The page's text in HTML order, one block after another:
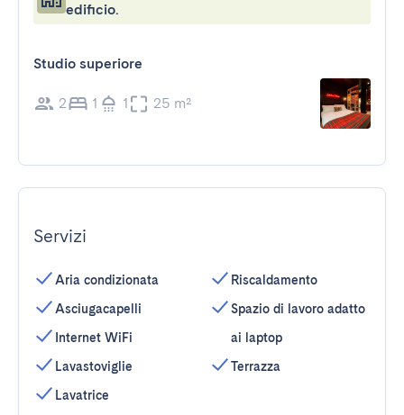
edificio.
Studio superiore
2 1 1 25 m²
Servizi
Aria condizionata
Asciugacapelli
Internet WiFi
Lavastoviglie
Lavatrice
Riscaldamento
Spazio di lavoro adatto
ai laptop
Terrazza